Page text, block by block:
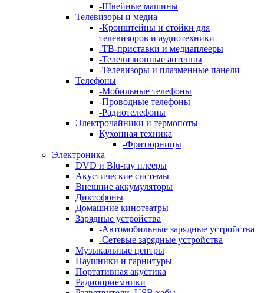
-Швейные машины
Телевизоры и медиа
-Кронштейны и стойки для
телевизоров и аудиотехники
-ТВ-приставки и медиаплееры
-Телевизионные антенны
-Телевизоры и плазменные панели
Телефоны
-Мобильные телефоны
-Проводные телефоны
-Радиотелефоны
Электрочайники и термопоты
Кухонная техника
-Фритюрницы
Электроника
DVD и Blu-ray плееры
Акустические системы
Внешние аккумуляторы
Диктофоны
Домашние кинотеатры
Зарядные устройства
-Автомобильные зарядные устройства
-Сетевые зарядные устройства
Музыкальные центры
Наушники и гарнитуры
Портативная акустика
Радиоприемники